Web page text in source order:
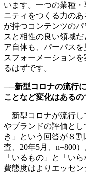
います。一つの業種
ニティをつくる力の
が持つコンテンツの
スと相性の良い領域
ア自体も、パーパス
スフォーメーション
るはずです。
──新型コロナの流行
ことなど変化はあるの
新型コロナが流行し
やブランドの評価と
き」という回答が８
査、20年5月、n=800
「いるもの」と「い
費態度はよりエッセ